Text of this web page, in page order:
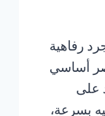
رفاهية
أساسي
على
بسرعة،